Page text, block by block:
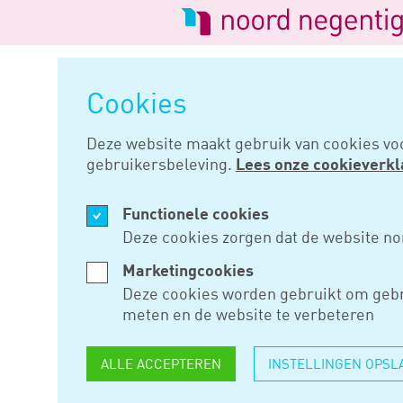
Cookies
Deze website maakt gebruik van cookies
gebruikersbeleving. Lees onze
Functionele cookies
Deze cookies zorgen dat de website
Marketingcookies
Deze cookies worden gebruikt om
meten en de website te verbeteren
ALLE ACCEPTEREN INSTELLINGEN
Logo
van
Noord
Negentig
Crediteur
JUL 29, 2020
Als de bestuurders van een